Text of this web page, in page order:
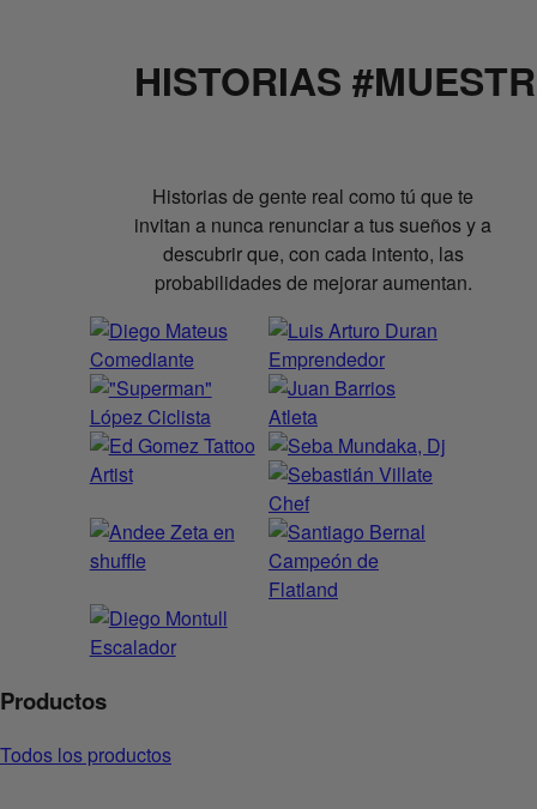
HISTORIAS
Historias de gente real como tú que te
invitan a nunca renunciar a tus sueños y a
descubrir que, con cada intento, las
probabilidades de mejorar aumentan.
Productos
Todos los productos